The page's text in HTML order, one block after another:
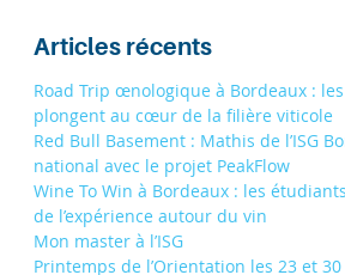
Articles récents
Road Trip œnologique à Bordeaux : les
plongent au cœur de la filière viticole
Red Bull Basement : Mathis de l’ISG
national avec le projet PeakFlow
Wine To Win à Bordeaux : les
de l’expérience autour du vin
Mon master à l’ISG
Printemps de l’Orientation les 23 et